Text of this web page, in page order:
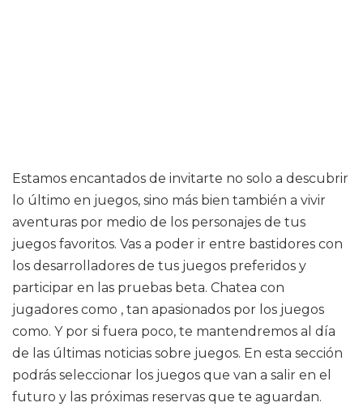
Estamos encantados de invitarte no solo a descubrir
lo último en juegos, sino más bien también a vivir
aventuras por medio de los personajes de tus
juegos favoritos. Vas a poder ir entre bastidores con
los desarrolladores de tus juegos preferidos y
participar en las pruebas beta. Chatea con
jugadores como , tan apasionados por los juegos
como. Y por si fuera poco, te mantendremos al día
de las últimas noticias sobre juegos. En esta sección
podrás seleccionar los juegos que van a salir en el
futuro y las próximas reservas que te aguardan.